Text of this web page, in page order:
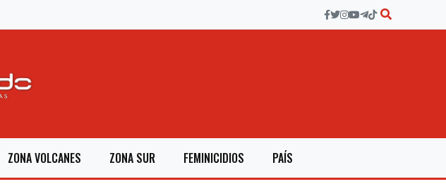
ZONA VOLCANES ZONA SUR FEMINICIDIOS PAÍS